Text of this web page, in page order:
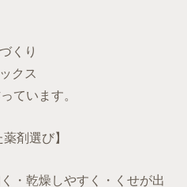
くり
クス
ています。
剤選び】
・乾燥しやすく・くせが出